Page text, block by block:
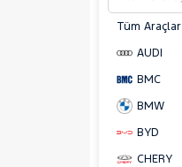
Tüm Araçlar
AUDI
BMC
BMW
BYD
CHERY